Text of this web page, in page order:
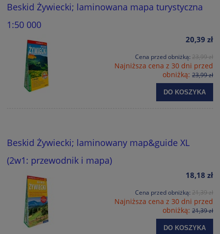
Beskid Żywiecki; laminowana mapa turystyczna
1:50 000
20,39 zł
Cena przed obniżką: 23,99 zł
Najniższa cena z 30 dni przed
obniżką: 23,99 zł
DO KOSZYKA
Beskid Żywiecki; laminowany map&guide XL
(2w1: przewodnik i mapa)
18,18 zł
Cena przed obniżką: 21,39 zł
Najniższa cena z 30 dni przed
obniżką: 21,39 zł
DO KOSZYKA